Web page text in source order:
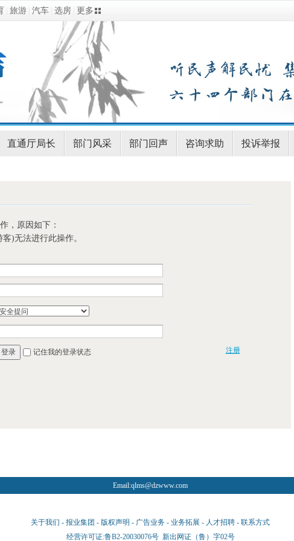
旅游 汽车 选房 更多
直通厅局长 部门风采 部门回声 咨询求助 投诉举报
，原因如下：
)无法进行此操作。
注册
登录 记住我的登录状态
Email:qlms@dzwww.com
关于我们 - 报业集团 - 版权声明 - 广告业务 - 业务拓展 - 人才招聘 - 联系方式
经营许可证:鲁B2-20030076号 新出网证（鲁）字02号